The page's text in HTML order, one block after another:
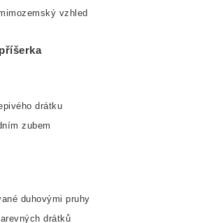
vzhled
drátku
zubem
duhovými pruhy
drátků